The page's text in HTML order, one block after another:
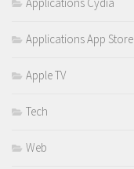
Applications App Store
Apple TV
Tech
Web